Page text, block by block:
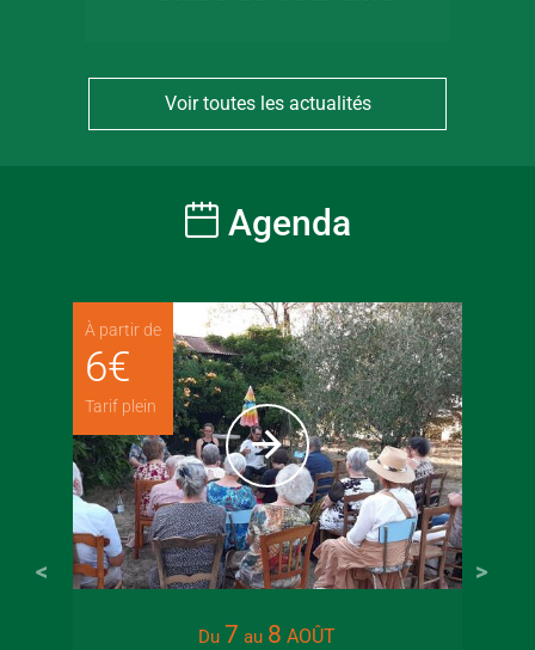
Voir toutes les actualités
Agenda
À partir de
6€
Tarif plein
Du 7 au 8 AOÛT